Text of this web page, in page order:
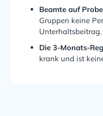
Beamte auf
Gruppen keine
Unterhaltsbeitrag.
Die 3-Monats-
krank und ist